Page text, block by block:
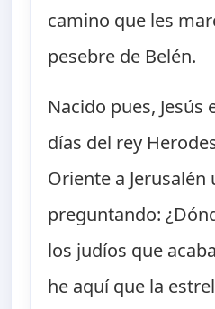
camino que les
pesebre de Belén.
Nacido pues, Jesús
días del rey
Oriente a Jerusalén
preguntando:
los judíos que
he aquí que la